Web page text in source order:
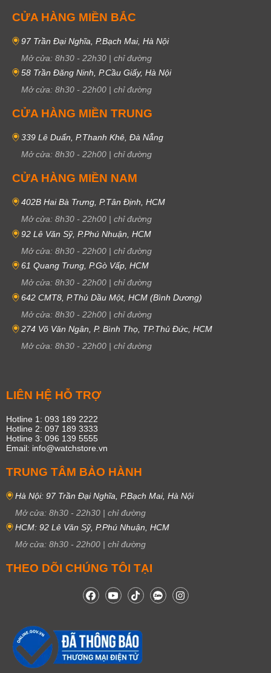
CỬA HÀNG MIỀN BẮC
97 Trần Đại Nghĩa, P.Bạch Mai, Hà Nội
Mở cửa: 8h30 - 22h30 | chỉ đường
58 Trần Đăng Ninh, P.Cầu Giấy, Hà Nội
Mở cửa: 8h30 - 22h00 | chỉ đường
CỬA HÀNG MIỀN TRUNG
339 Lê Duẩn, P.Thanh Khê, Đà Nẵng
Mở cửa: 8h30 - 22h00 | chỉ đường
CỬA HÀNG MIỀN NAM
402B Hai Bà Trưng, P.Tân Định, HCM
Mở cửa: 8h30 - 22h00 | chỉ đường
92 Lê Văn Sỹ, P.Phú Nhuận, HCM
Mở cửa: 8h30 - 22h00 | chỉ đường
61 Quang Trung, P.Gò Vấp, HCM
Mở cửa: 8h30 - 22h00 | chỉ đường
642 CMT8, P.Thủ Dầu Một, HCM (Bình Dương)
Mở cửa: 8h30 - 22h00 | chỉ đường
274 Võ Văn Ngân, P. Bình Thọ, TP.Thủ Đức, HCM
Mở cửa: 8h30 - 22h00 | chỉ đường
LIÊN HỆ HỖ TRỢ
Hotline 1: 093 189 2222
Hotline 2: 097 189 3333
Hotline 3: 096 139 5555
Email: info@watchstore.vn
TRUNG TÂM BẢO HÀNH
Hà Nội: 97 Trần Đại Nghĩa, P.Bạch Mai, Hà Nội
Mở cửa: 8h30 - 22h30 | chỉ đường
HCM: 92 Lê Văn Sỹ, P.Phú Nhuận, HCM
Mở cửa: 8h30 - 22h00 | chỉ đường
THEO DÕI CHÚNG TÔI TẠI